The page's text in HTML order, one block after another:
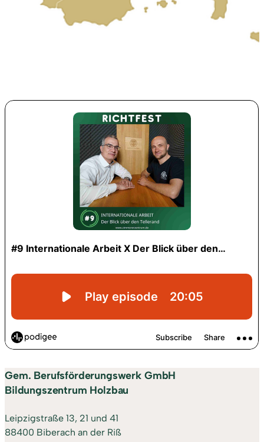
Gem. Berufsförderungswerk GmbH
Bildungszentrum Holzbau
Leipzigstraße 13, 21 und 41
88400 Biberach an der Riß